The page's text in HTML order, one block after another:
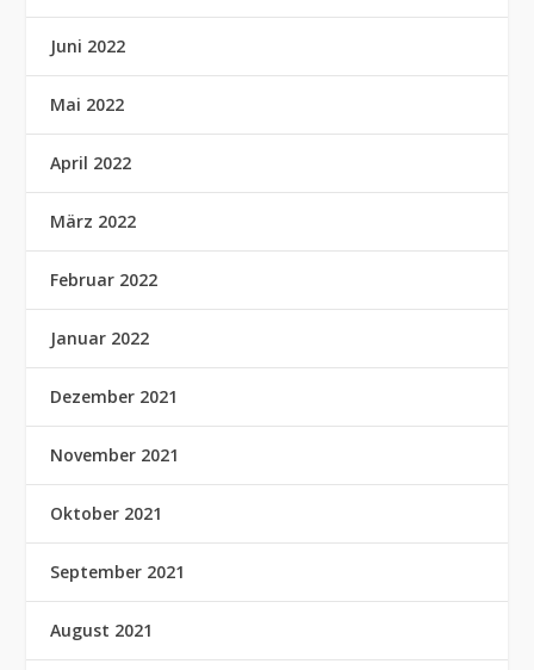
Juni 2022
Mai 2022
April 2022
März 2022
Februar 2022
Januar 2022
Dezember 2021
November 2021
Oktober 2021
September 2021
August 2021